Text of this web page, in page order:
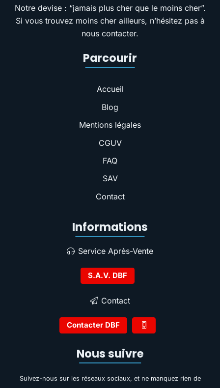
Notre devise : “jamais plus cher que le moins cher”.
Si vous trouvez moins cher ailleurs, n’hésitez pas à
nous contacter.
Parcourir
Accueil
Blog
Mentions légales
CGUV
FAQ
SAV
Contact
Informations
Service Après-Vente
S.A.V. DBF
Contact
Contacter DBF
Nous suivre
Suivez-nous sur les réseaux sociaux, et ne manquez rien de